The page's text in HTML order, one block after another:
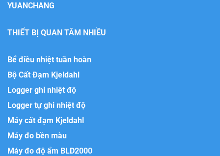
YUANCHANG
THIẾT BỊ QUAN TÂM NHIỀU
Bể điều nhiệt tuần hoàn
Bộ Cất Đạm Kjeldahl
Logger ghi nhiệt độ
Logger tự ghi nhiệt độ
Máy cất đạm Kjeldahl
Máy đo bền màu
Máy đo độ ẩm BLD2000